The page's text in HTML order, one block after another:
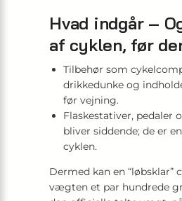
Hvad indgår –
af cyklen, før
Tilbehør som
drikkedunke og
før vejning.
Flaskestativer, pedaler
bliver siddende; de er
cyklen.
Dermed kan en “løbsklar”
vægten et par hundrede